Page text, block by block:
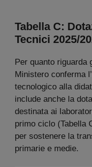
Tabella C:
Tecnici 2025/
Per quanto riguarda
Ministero conferma
tecnologico alla
include anche la
destinata ai
primo ciclo (Tabella
per sostenere la
primarie e medie.